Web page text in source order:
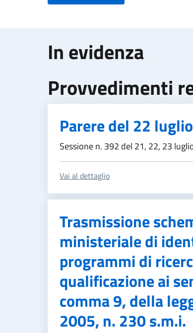
In evidenza
Provvedimenti
Parere del 22
Sessione n. 392 del 21, 22, 23
Vai al dettaglio
Trasmissione
ministeriale di
programmi di
qualificazione ai
comma 9, della
2005, n. 230 s.m.i.